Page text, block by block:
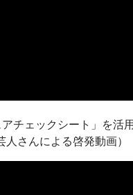
チェックシート」を活
さんによる啓発動画）